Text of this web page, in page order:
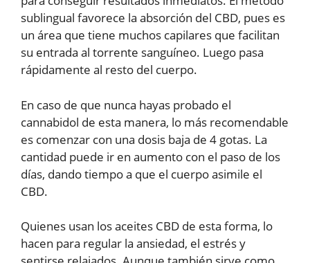
sublingual favorece la absorción del CBD, pues es
un área que tiene muchos capilares que facilitan
su entrada al torrente sanguíneo. Luego pasa
rápidamente al resto del cuerpo.
En caso de que nunca hayas probado el
cannabidol de esta manera, lo más recomendable
es comenzar con una dosis baja de 4 gotas. La
cantidad puede ir en aumento con el paso de los
días, dando tiempo a que el cuerpo asimile el
CBD.
Quienes usan los aceites CBD de esta forma, lo
hacen para regular la ansiedad, el estrés y